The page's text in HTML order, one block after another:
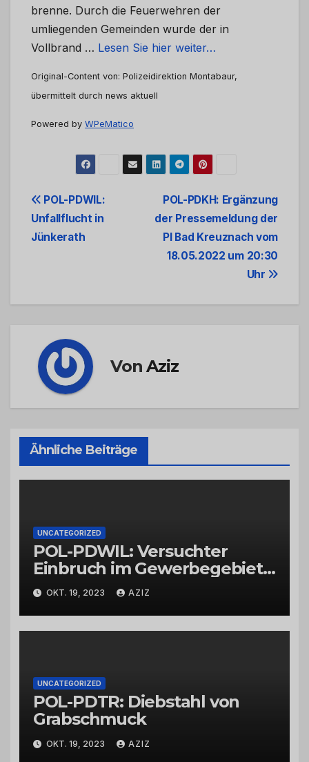
brenne. Durch die Feuerwehren der
umliegenden Gemeinden wurde der in
Vollbrand … Lesen Sie hier weiter…
Original-Content von: Polizeidirektion Montabaur,
übermittelt durch news aktuell
Powered by WPeMatico
Beitrags-
Navigation
POL-PDKH: Ergänzung
der Pressemeldung der
PI Bad Kreuznach vom
18.05.2022 um 20:30
Uhr
POL-PDWIL:
Unfallflucht in
Jünkerath
VonAziz
Ähnliche Beiträge
UNCATEGORIZED
POL-PDWIL: Versuchter
Einbruch im Gewerbegebiet
Wittlich
OKT. 19, 2023 AZIZ
UNCATEGORIZED
POL-PDTR: Diebstahl von
Grabschmuck
OKT. 19, 2023 AZIZ